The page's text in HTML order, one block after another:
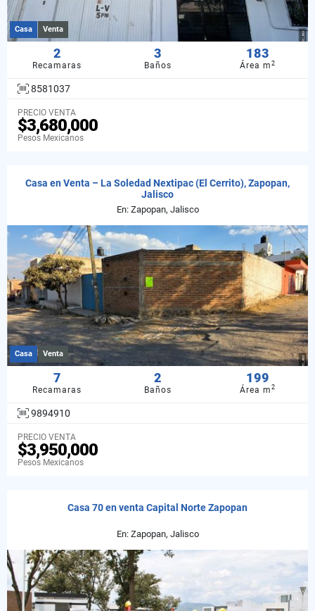
Casa Venta
2
Recamaras
3
Baños
183
Área m2
8581037
PRECIO VENTA
$3,680,000
Pesos Mexicanos
Casa en Venta – La Soledad Nextipac (El Cerrito), Zapopan,
Jalisco
En: Zapopan, Jalisco
Casa Venta
7
Recamaras
2
Baños
199
Área m2
9894910
PRECIO VENTA
$3,950,000
Pesos Mexicanos
Casa 70 en venta Capital Norte Zapopan
En: Zapopan, Jalisco